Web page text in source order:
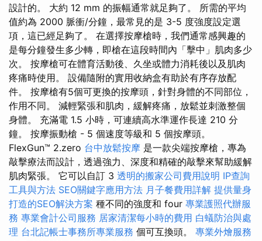
設計的。 大約 12 mm 的振幅通常就足夠了。 所需的平均
值約為 2000 脈衝/分鐘，最常見的是 3-5 度強度設定選
項，這已經足夠了。 在選擇按摩槍時，我們通常感興趣的
是每分鐘發生多少轉，即槍在這段時間內「擊中」肌肉多少
次。 按摩槍可在體育活動後、久坐或體力消耗後以及肌肉
疼痛時使用。 設備隨附的實用收納盒有助於有序存放配
件。 按摩槍有5個可更換的按摩頭，針對身體的不同部位，
作用不同。 減輕緊張和肌肉，緩解疼痛，放鬆並刺激整個
身體。 充滿電 1.5 小時，可連續高水準運作長達 210 分
鐘。 按摩振動槍 - 5 個速度等級和 5 個按摩頭。
FlexGun™ 2.zero 台中放鬆按摩 是一款尖端按摩槍，專為
敲擊療法而設計，透過強力、深度和精確的敲擊來幫助緩解
肌肉緊張。 它可以自訂 3 透明的搬家公司費用說明 IP查詢
工具與方法 SEO關鍵字應用方法 月子餐費用詳解 提供量身
打造的SEO解決方案 種不同的強度和 four 專業護照代辦服
務 專業會計公司服務 居家清潔每小時的費用 白蟻防治與處
理 台北記帳士事務所專業服務 個可互換頭。 專業外燴服務